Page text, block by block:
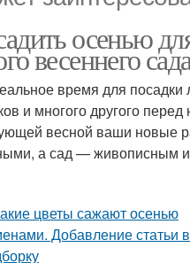
осенью
весеннего
время для посадки
и многого другого
весной ваши новые
а сад — живописным